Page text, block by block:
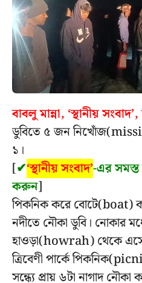
বাবলু মান্না, ‘স্থানীয়
ডুবিতে ৫ জন
১।
[✔‘স্থানীয় সংবাদ’-এর সমস্ত
করুন]
পিকনিক করে বোটে(boat)
নদীতে নৌকা ডুবি। নোকার
হাওড়া(howrah) থেকে
ত্রিবেণী পার্কে
সন্ধ্যে প্রায় ৬টা নাগাদ